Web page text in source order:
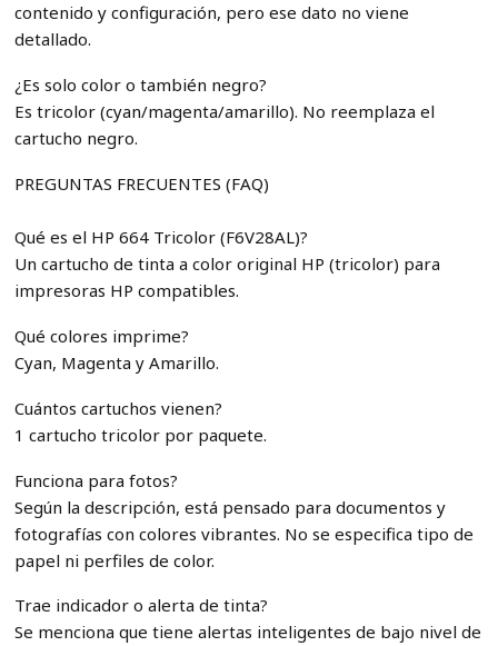
contenido y configuración, pero ese dato no viene
detallado.
¿Es solo color o también negro?
Es tricolor (cyan/magenta/amarillo). No reemplaza el
cartucho negro.
PREGUNTAS FRECUENTES (FAQ)
Qué es el HP 664 Tricolor (F6V28AL)?
Un cartucho de tinta a color original HP (tricolor) para
impresoras HP compatibles.
Qué colores imprime?
Cyan, Magenta y Amarillo.
Cuántos cartuchos vienen?
1 cartucho tricolor por paquete.
Funciona para fotos?
Según la descripción, está pensado para documentos y
fotografías con colores vibrantes. No se especifica tipo de
papel ni perfiles de color.
Trae indicador o alerta de tinta?
Se menciona que tiene alertas inteligentes de bajo nivel de